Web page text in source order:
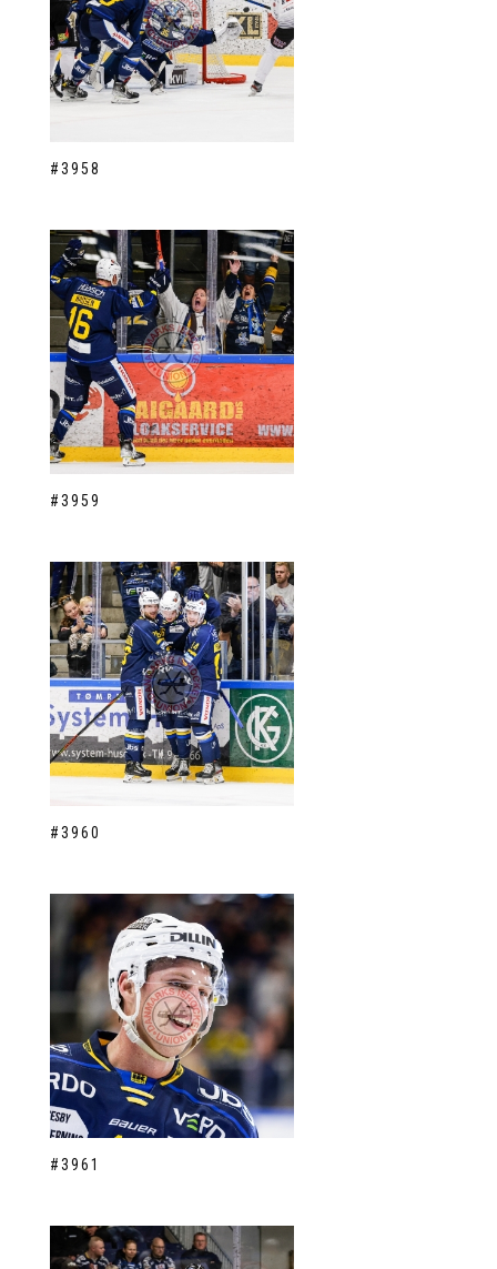
#3958
#3959
#3960
#3961